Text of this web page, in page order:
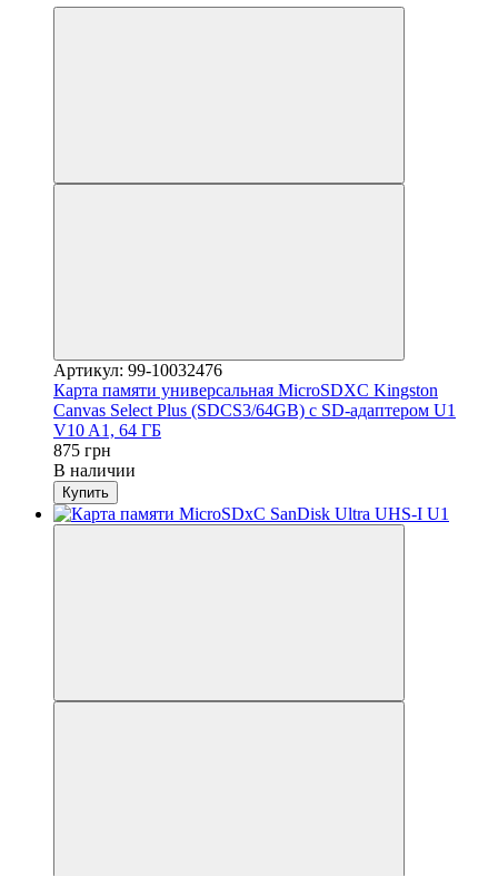
Артикул: 99-10032476
Карта памяти универсальная MicroSDXC Kingston
Canvas Select Plus (SDCS3/64GB) с SD-адаптером U1
V10 A1, 64 ГБ
875 грн
В наличии
Купить